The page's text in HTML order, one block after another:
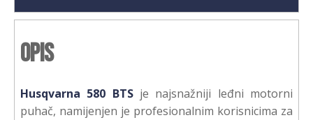
Opis
Husqvarna 580 BTSje najsnažniji leđni motorni
puhač, namijenjen je profesionalnim korisnicima za